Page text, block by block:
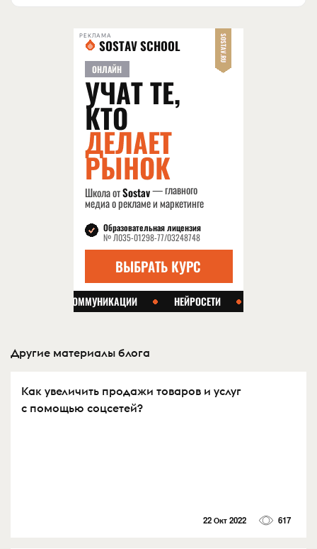
РЕКЛАМА
Другие материалы блога
Как увеличить продажи товаров и услуг
с помощью соцсетей?
22 Окт 2022 617